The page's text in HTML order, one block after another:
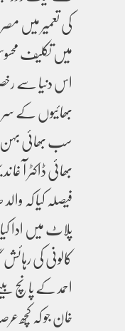
کی تعمیر میں
میں تکلیف
اس دنیا سے
بھائیوں کے سر
سب بھائی
بھائی ڈاکٹر آ
فیصلہ کیا کہ
پلاٹ میں ادا
کالونی کی
احمد کے پانچ
خان جو کہ کچھ